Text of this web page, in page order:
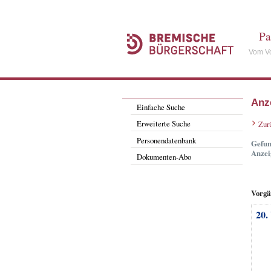
Vom
Einfache Suche
Erweiterte Suche
Personendatenbank
Dokumenten-Abo